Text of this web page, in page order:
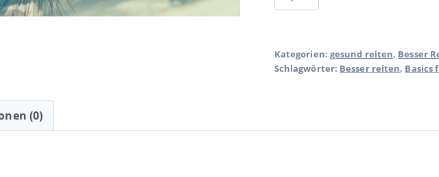
mit
Menge
Kategorien: gesund reiten, Besser
Schlagwörter: Besser reiten, Basics
(0)